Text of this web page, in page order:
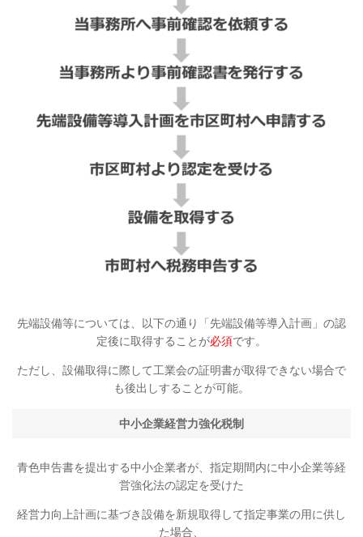
先端設備等については、以下の通り「先端設備等導入計画」の認
定後に取得することが必須です。
ただし、設備取得に際して工業会の証明書が取得できない場合で
も後出しすることが可能。
中小企業経営力強化税制
青色申告書を提出する中小企業者が、 指定期間内に中小企業等経
営強化法の認定を受けた
経営力向上計画に基づき設備を新規取得して指定事業の用に供し
た場合、